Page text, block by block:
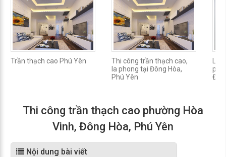
Trần thạch cao Phú Yên
Thi công trần thạch cao,
la phong tại Đông Hòa,
Phú Yên
Thi công trần thạch cao phường Hòa
Vinh, Đông Hòa, Phú Yên
Nội dung bài viết